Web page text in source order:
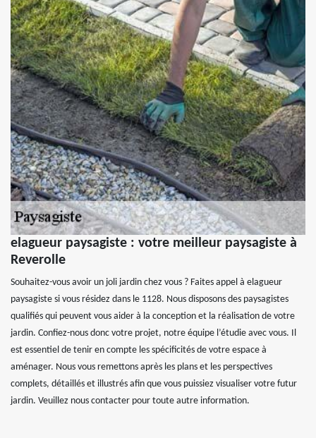
elagueur paysagiste : votre meilleur paysagiste à
Reverolle
Souhaitez-vous avoir un joli jardin chez vous ? Faites appel à elagueur
paysagiste si vous résidez dans le 1128. Nous disposons des paysagistes
qualifiés qui peuvent vous aider à la conception et la réalisation de votre
jardin. Confiez-nous donc votre projet, notre équipe l’étudie avec vous. Il
est essentiel de tenir en compte les spécificités de votre espace à
aménager. Nous vous remettons après les plans et les perspectives
complets, détaillés et illustrés afin que vous puissiez visualiser votre futur
jardin. Veuillez nous contacter pour toute autre information.